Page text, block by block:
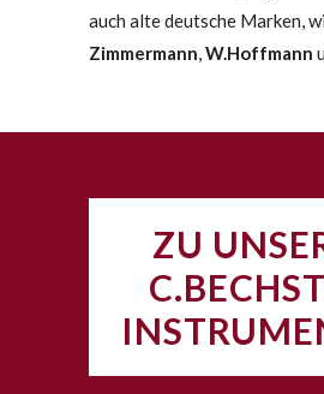
auch alte deutsche Marken,
Zimmermann,W.Hoffmann
ZU